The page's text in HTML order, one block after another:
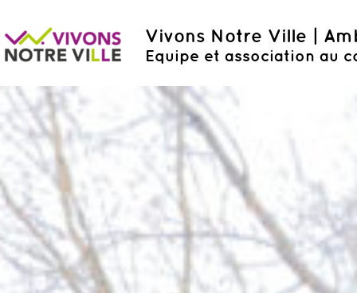
Vivons Notre Ville |
Equipe et association au